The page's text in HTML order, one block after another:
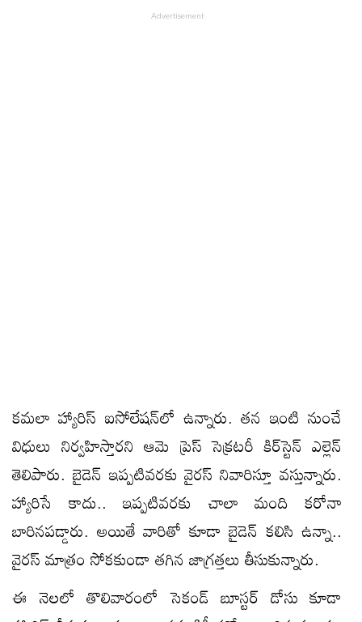
కమలా హ్యారిస్ ఐసోలేషన్‌‌లో ఉన్నారు. తన ఇంటి నుంచే
విధులు నిర్వహిస్తారని ఆమె ప్రెస్ సెక్రటరీ కిర్‌స్టెన్ ఎల్లెన్
తెలిపారు. బైడెన్ ఇప్పటివరకు వైరస్ నివారిస్తూ వస్తున్నారు.
హ్యారిసే కాదు.. ఇప్పటివరకు చాలా మంది కరోనా
బారినపడ్డారు. అయితే వారితో కూడా బైడెన్ కలిసి ఉన్నా..
వైరస్ మాత్రం సోకకుండా తగిన జాగ్రత్తలు తీసుకున్నారు.
ఈ నెలలో తొలివారంలో సెకండ్ బూస్టర్ డోసు కూడా